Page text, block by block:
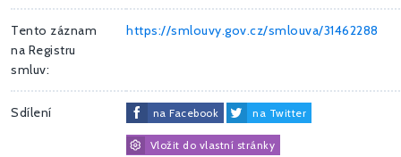
Tento záznam
na Registru
smluv:
https://smlouvy.gov.cz/smlouva/31462288
Sdílení na Facebook na Twitter
Vložit do vlastní stránky